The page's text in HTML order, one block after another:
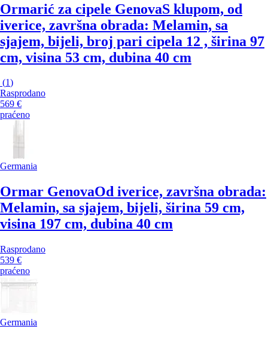
Ormarić za cipele GenovaS klupom, od
iverice, završna obrada: Melamin, sa
sjajem, bijeli, broj pari cipela 12 , širina 97
cm, visina 53 cm, dubina 40 cm
(1)
Rasprodano
569 €
praćeno
Germania
Ormar GenovaOd iverice, završna obrada:
Melamin, sa sjajem, bijeli, širina 59 cm,
visina 197 cm, dubina 40 cm
Rasprodano
539 €
praćeno
Germania